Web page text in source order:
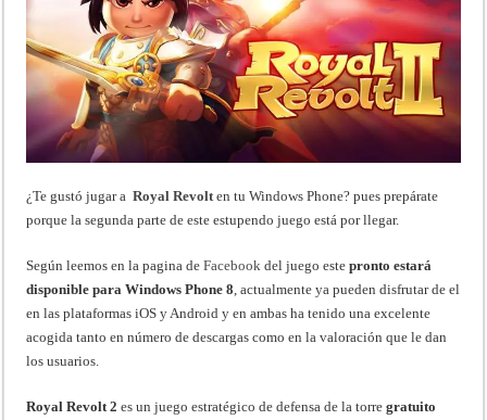
¿Te gustó jugar aRoyal Revolten tu Windows Phone? pues prepárate
porque la segunda parte de este estupendo juego está por llegar.
Según leemos en la pagina deFacebook del juego este pronto estará
disponible para Windows Phone 8, actualmente ya pueden disfrutar de el
en las plataformas iOS y Android y en ambas ha tenido una excelente
acogida tanto en número de descargas como en la valoración que le dan
los usuarios.
Royal Revolt 2 es un juego estratégico de defensa de la torregratuito